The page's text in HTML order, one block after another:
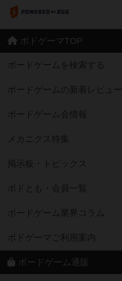
ボドゲーマTOP
ボードゲームを検索する
ボードゲームの新着レビュー
ボードゲーム会情報
メカニクス特集
掲示板・トピックス
ボドとも・会員一覧
ボードゲーム業界コラム
ボドゲーマご利用案内
ボードゲーム通販